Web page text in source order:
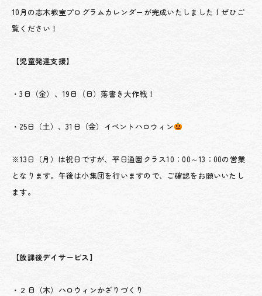
10月の志木教室プログラムカレンダーが完成いたしました！ぜひご
覧ください！
【児童発達支援】
・3日（金）、19日（日）落書き大作戦！
・25日（土）、31日（金）イベントハロウィン
※13日（月）は祝日ですが、平日通園クラス10：00～13：00の営業
となります。午後は小集団を行いますので、ご確認をお願いいたし
ます。
【放課後デイサービス】
・２日（木）ハロウィンかざりづくり